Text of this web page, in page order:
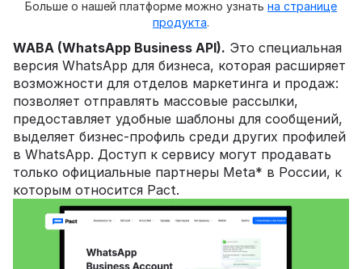
Больше о нашей платформе можно узнать на странице
продукта.
WABA (WhatsApp Business API). Это специальная
версия WhatsApp для бизнеса, которая расширяет
возможности для отделов маркетинга и продаж:
позволяет отправлять массовые рассылки,
предоставляет удобные шаблоны для сообщений,
выделяет бизнес-профиль среди других профилей
в WhatsApp. Доступ к сервису могут продавать
только официальные партнеры Meta* в России, к
которым относится Pact.